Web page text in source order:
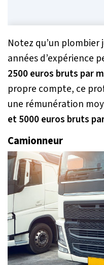
Notez qu’un
années d’expérience
2500 euros bruts par
propre compte, ce
une rémunération
et 5000 euros bruts
Camionneur